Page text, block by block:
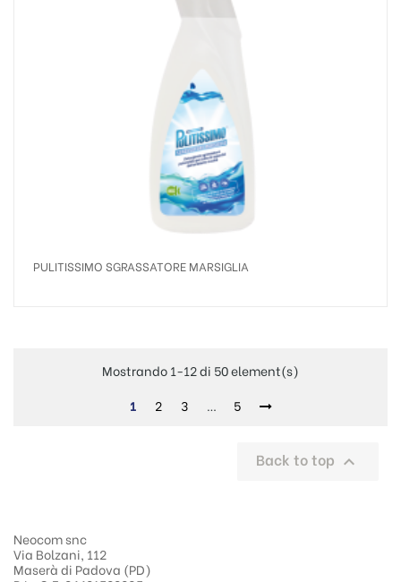
PULITISSIMO SGRASSATORE MARSIGLIA
Mostrando 1-12 di 50 element(s)
1
2 3 … 5
Back to top 
Neocom snc
Via Bolzani, 112
Maserà di Padova (PD)